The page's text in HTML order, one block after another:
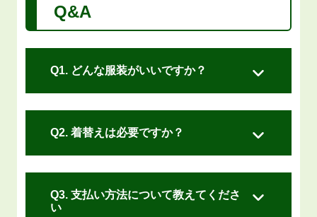
Q&A
Q1. どんな服装がいいですか？
Q2. 着替えは必要ですか？
Q3. 支払い方法について教えてくださ
い